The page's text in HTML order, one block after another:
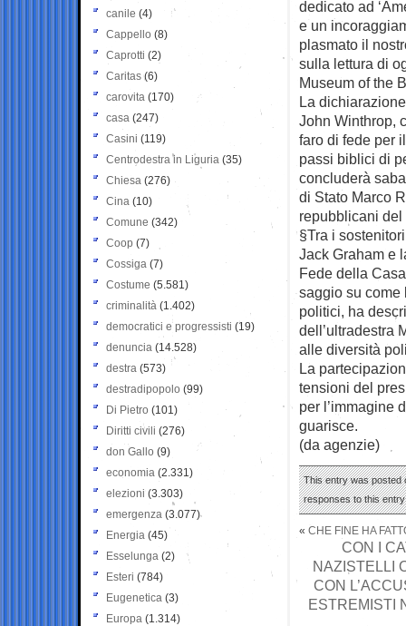
dedicato ad
e un
plasmato il
sulla lettura di
Museum of the
La
John Winthrop,
faro di fede per
passi biblici di
concluderà
di Stato Marco
repubblicani
§Tra i
Jack Graham e
Fede della
saggio su come
politici, ha
dell’ultradestra
alle diversità
La
tensioni del
per l’immagine
guarisce.
(da agenzie)
This entry was posted
responses to this
« CHE FINE HA
CON I
NAZISTELLI
CON
ESTREMISTI
canile (4)
Cappello (8)
Caprotti (2)
Caritas (6)
carovita (170)
casa (247)
Casini (119)
Centrodestra in Liguria (35)
Chiesa (276)
Cina (10)
Comune (342)
Coop (7)
Cossiga (7)
Costume (5.581)
criminalità (1.402)
democratici e progressisti (19)
denuncia (14.528)
destra (573)
destradipopolo (99)
Di Pietro (101)
Diritti civili (276)
don Gallo (9)
economia (2.331)
elezioni (3.303)
emergenza (3.077)
Energia (45)
Esselunga (2)
Esteri (784)
Eugenetica (3)
Europa (1.314)